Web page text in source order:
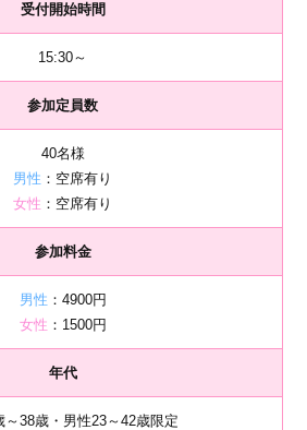
受付開始時間
15:30～
参加定員数
40名様
男性 ：空席有り
女性 ：空席有り
参加料金
男性 ：4900円
女性 ：1500円
年代
～38歳・男性23～42歳限定